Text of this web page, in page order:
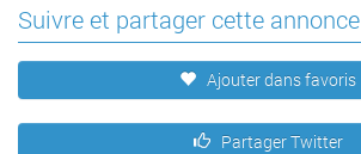
Suivre et partager cette annonce
Ajouter dans favoris
Partager Twitter